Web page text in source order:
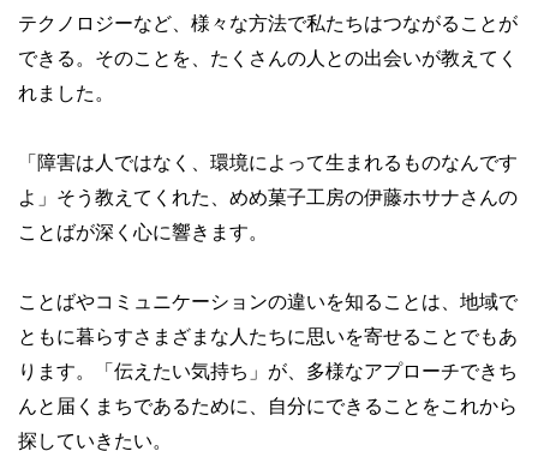
テクノロジーなど、様々な方法で私たちはつながることが
できる。そのことを、たくさんの人との出会いが教えてく
れました。
「障害は人ではなく、環境によって生まれるものなんです
よ」そう教えてくれた、めめ菓子工房の伊藤ホサナさんの
ことばが深く心に響きます。
ことばやコミュニケーションの違いを知ることは、地域で
ともに暮らすさまざまな人たちに思いを寄せることでもあ
ります。「伝えたい気持ち」が、多様なアプローチできち
んと届くまちであるために、自分にできることをこれから
探していきたい。